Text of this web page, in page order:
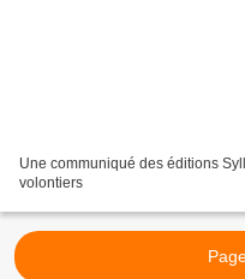
Une communiqué des éditions
volontiers